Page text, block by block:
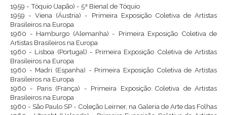
1959 - Tóquio (Japão) - 5ª Bienal de Tóquio
1959 - Viena (Áustria) - Primeira Exposição Coletiva de Artistas
Brasileiros na Europa
1960 - Hamburgo (Alemanha) - Primeira Exposição Coletiva de
Artistas Brasileiros na Europa
1960 - Lisboa (Portugal) - Primeira Exposição Coletiva de Artistas
Brasileiros na Europa
1960 - Madri (Espanha) - Primeira Exposição Coletiva de Artistas
Brasileiros na Europa
1960 - Paris (França) - Primeira Exposição Coletiva de Artistas
Brasileiros na Europa
1960 - São Paulo SP - Coleção Leirner, na Galeria de Arte das Folhas